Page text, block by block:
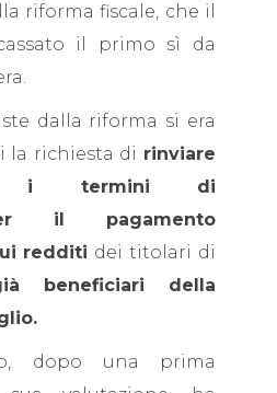
riforma fiscale, che il
il primo sì da
dalla riforma si era
la richiesta di rinviare
i termini di
il pagamento
redditi dei titolari di
beneficiari della
dopo una prima